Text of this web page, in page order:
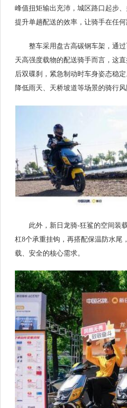
峰值扭矩输出充沛，城区路口起步
提升单趟配送的效率，让骑手在任
整车采用盘古高碳钢车架，通
天高强度载物的配送骑手而言，这
后双碟刹，紧急制动时车身姿态稳
降低雨天、天桥坡道等场景的骑行风
此外，新日龙骑-狂鲨的空间装
杠8个承重挂钩，再搭配保温防水尾
载、安全的核心需求。